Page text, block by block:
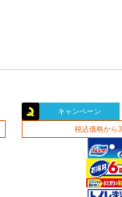
キャンペーン
税込価格から